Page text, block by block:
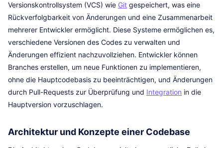
Versionskontrollsystem (VCS) wie Git gespeichert, was eine
Rückverfolgbarkeit von Änderungen und eine Zusammenarbeit
mehrerer Entwickler ermöglicht. Diese Systeme ermöglichen es,
verschiedene Versionen des Codes zu verwalten und
Änderungen effizient nachzuvollziehen. Entwickler können
Branches erstellen, um neue Funktionen zu implementieren,
ohne die Hauptcodebasis zu beeinträchtigen, und Änderungen
durch Pull-Requests zur Überprüfung und Integration in die
Hauptversion vorzuschlagen.
Architektur und Konzepte einer Codebase